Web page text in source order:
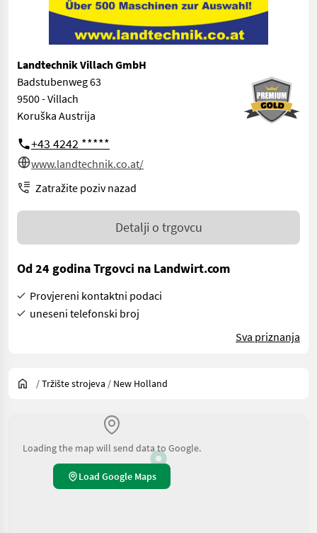
Landtechnik Villach GmbH
Badstubenweg 63
9500 - Villach
Koruška Austrija
+43 4242 *****
www.landtechnik.co.at/
Zatražite poziv nazad
Detalji o trgovcu
Od 24 godina Trgovci na Landwirt.com
Provjereni kontaktni podaci
uneseni telefonski broj
Sva priznanja
/Tržište strojeva / New Holland
Loading the map will send data to Google.
Load Google Maps